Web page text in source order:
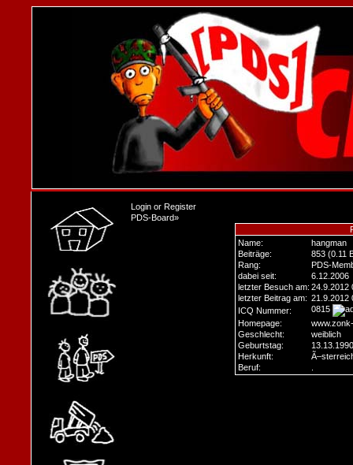
Login or Register
PDS-Board»
Name:
hangman
Beiträge:
853 (0.11
Rang:
PDS-
dabei seit:
6.12.2006
letzter Besuch am: 24.9.2012
letzter Beitrag am: 21.9.2012
ICQ Nummer:
0815
Homepage:
Geschlecht:
weiblich
Geburtstag:
13.13.1990
Herkunft:
Beruf: